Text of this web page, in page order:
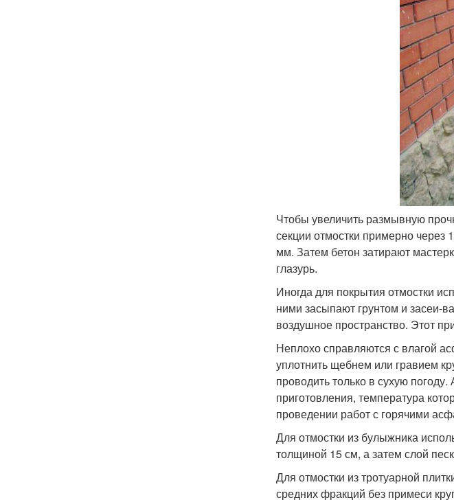
Чтобы увеличить размывную
секции отмостки примерно
мм. Затем бетон затирают
глазурь.
Иногда для покрытия отмостки
ними засыпают грунтом и засеи-
воздушное пространство. Этот
Неплохо справляются с влагой
уплотнить щебнем или гравием
проводить только в сухую
приготовления, температура
проведении работ с горячими
Для отмостки из булыжника
толщиной 15 см, а затем слой
Для отмостки из тротуарной
средних фракций без примеси